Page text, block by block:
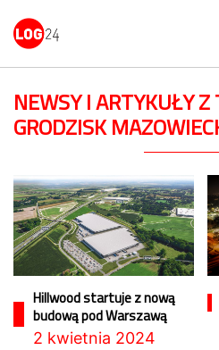
NEWSY I ARTYKUŁY Z
GRODZISK
Hillwood startuje z nową
budową pod Warszawą
2 kwietnia 2024